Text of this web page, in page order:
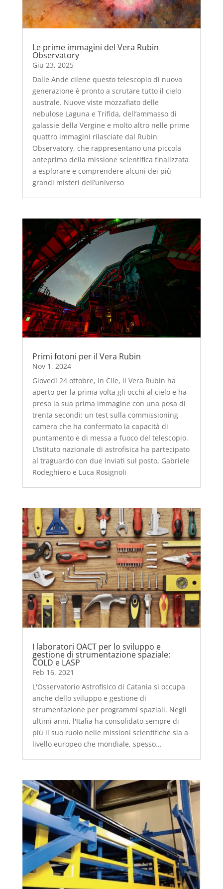
Le prime immagini del Vera Rubin
Observatory
Giu 23, 2025
Dalle Ande cilene questo telescopio di nuova
generazione è pronto a scrutare tutto il cielo
australe. Nuove viste mozzafiato delle
nebulose Laguna e Trifida, dell’ammasso di
galassie della Vergine e molto altro nelle prime
quattro immagini rilasciate dal Rubin
Observatory, che rappresentano una piccola
anteprima della missione scientifica finalizzata
a esplorare e comprendere alcuni dei più
grandi misteri dell’universo
Primi fotoni per il Vera Rubin
Nov 1, 2024
Giovedì 24 ottobre, in Cile, il Vera Rubin ha
aperto per la prima volta gli occhi al cielo e ha
preso la sua prima immagine con una posa di
trenta secondi: un test sulla commissioning
camera che ha confermato la capacità di
puntamento e di messa a fuoco del telescopio.
L’Istituto nazionale di astrofisica ha partecipato
al traguardo con due inviati sul posto, Gabriele
Rodeghiero e Luca Rosignoli
I laboratori OACT per lo sviluppo e
gestione di strumentazione spaziale:
COLD e LASP
Feb 16, 2021
L'Osservatorio Astrofisico di Catania si occupa
anche dello sviluppo e gestione di
strumentazione per programmi spaziali. Negli
ultimi anni, l'Italia ha consolidato sempre di
più il suo ruolo nelle missioni scientifiche sia a
livello europeo che mondiale, spesso...